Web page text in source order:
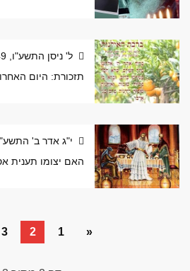
ל' ניסן התשע"ו, 09:49
תזכורת: היום
י"ג אדר ב' התשע"ו,
האם יצומו תענית
«
1
2
3